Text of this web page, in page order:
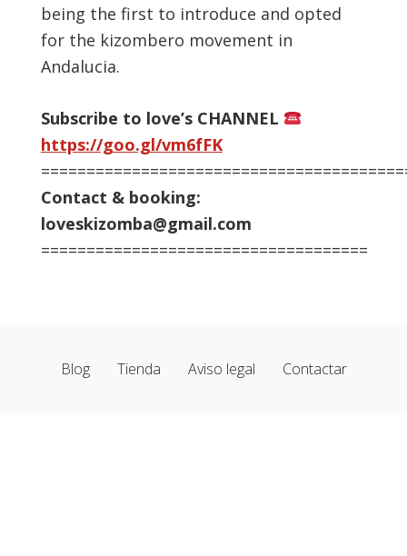
being the first to introduce and opted
for the kizombero movement in
Andalucia.
Subscribe to love’s CHANNEL
https://goo.gl/vm6fFK
Contact & booking:
loveskizomba@gmail.com
====================================
Blog Tienda Aviso legal Contactar